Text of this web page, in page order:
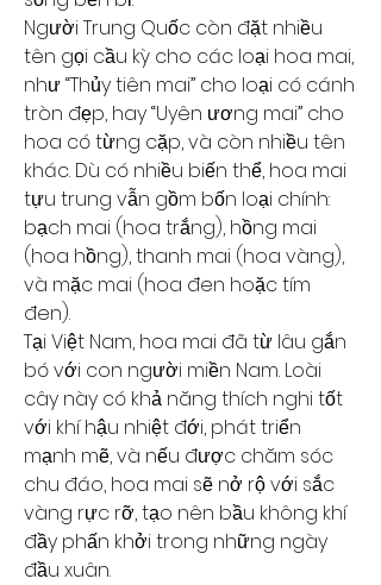
Người Trung Quốc còn đặt nhiều
tên gọi cầu kỳ cho các loại hoa mai,
như “Thủy tiên mai” cho loại có cánh
tròn đẹp, hay “Uyên ương mai” cho
hoa có từng cặp, và còn nhiều tên
khác. Dù có nhiều biến thể, hoa mai
tựu trung vẫn gồm bốn loại chính:
bạch mai (hoa trắng), hồng mai
(hoa hồng), thanh mai (hoa vàng),
và mặc mai (hoa đen hoặc tím
đen).
Tại Việt Nam, hoa mai đã từ lâu gắn
bó với con người miền Nam. Loài
cây này có khả năng thích nghi tốt
với khí hậu nhiệt đới, phát triển
mạnh mẽ, và nếu được chăm sóc
chu đáo, hoa mai sẽ nở rộ với sắc
vàng rực rỡ, tạo nên bầu không khí
đầy phấn khởi trong những ngày
đầu xuân.